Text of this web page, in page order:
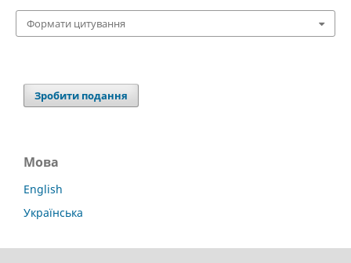
Формати цитування
Зробити подання
Мова
English
Українська